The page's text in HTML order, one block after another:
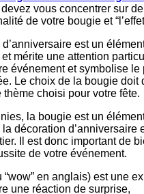
vous concentrer sur
de votre bougie et
est un
mérite une attention
événement et symbolise le
Le choix de la bougie doit
choisi pour votre fête.
la bougie est un
décoration d’anniversaire
Il est donc important de
de votre événement.
“wow” en anglais) est une
une réaction de surprise,